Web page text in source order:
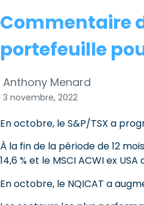
Commentaire
portefeuille
Anthony Menard
3 novembre, 2022
En octobre, le S&P/TSX a
À la fin de la période de 12
14,6 % et le MSCI ACWI ex USA
En octobre, le NQICAT a